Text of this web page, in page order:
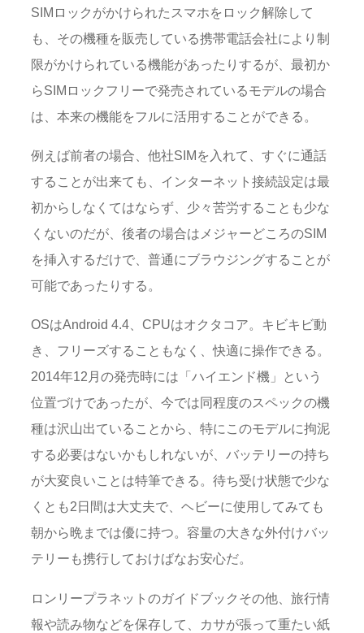
SIMロックがかけられたスマホをロック解除して
も、その機種を販売している携帯電話会社により制
限がかけられている機能があったりするが、最初か
らSIMロックフリーで発売されているモデルの場合
は、本来の機能をフルに活用することができる。
例えば前者の場合、他社SIMを入れて、すぐに通話
することが出来ても、インターネット接続設定は最
初からしなくてはならず、少々苦労することも少な
くないのだが、後者の場合はメジャーどころのSIM
を挿入するだけで、普通にブラウジングすることが
可能であったりする。
OSはAndroid 4.4、CPUはオクタコア。キビキビ動
き、フリーズすることもなく、快適に操作できる。
2014年12月の発売時には「ハイエンド機」という
位置づけであったが、今では同程度のスペックの機
種は沢山出ていることから、特にこのモデルに拘泥
する必要はないかもしれないが、バッテリーの持ち
が大変良いことは特筆できる。待ち受け状態で少な
くとも2日間は大丈夫で、ヘビーに使用してみても
朝から晩までは優に持つ。容量の大きな外付けバッ
テリーも携行しておけばなお安心だ。
ロンリープラネットのガイドブックその他、旅行情
報や読み物などを保存して、カサが張って重たい紙